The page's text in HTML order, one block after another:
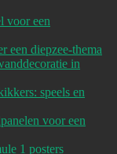
voor een
een diepzee-thema
in
speels en
voor een
1 posters